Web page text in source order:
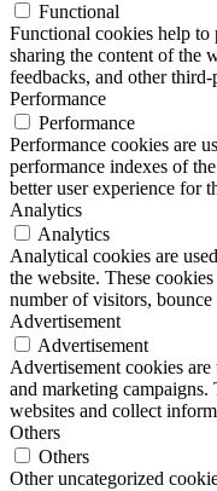
Functional
Functional cookies help
sharing the content of the
feedbacks, and other third-
Performance
Performance
Performance cookies are
performance indexes of
better user experience for
Analytics
Analytics
Analytical cookies are
the website. These
number of visitors,
Advertisement
Advertisement
Advertisement cookies
and marketing campaigns.
websites and collect
Others
Others
Other uncategorized